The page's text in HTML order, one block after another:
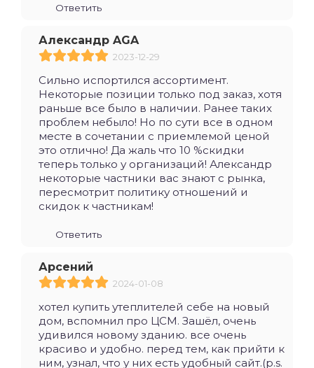
Ответить
Александр AGA
2023-12-29
Сильно испортился ассортимент.
Некоторые позиции только под заказ, хотя
раньше все было в наличии. Ранее таких
проблем небыло! Но по сути все в одном
месте в сочетании с приемлемой ценой
это отлично! Да жаль что 10 %скидки
теперь только у организаций! Александр
некоторые частники вас знают с рынка,
пересмотрит политику отношений и
скидок к частникам!
Ответить
Арсений
2024-01-08
хотел купить утеплителей себе на новый
дом, вспомнил про ЦСМ. Зашёл, очень
удивился новому зданию. все очень
красиво и удобно. перед тем, как прийти к
ним, узнал, что у них есть удобный сайт.(p.s.